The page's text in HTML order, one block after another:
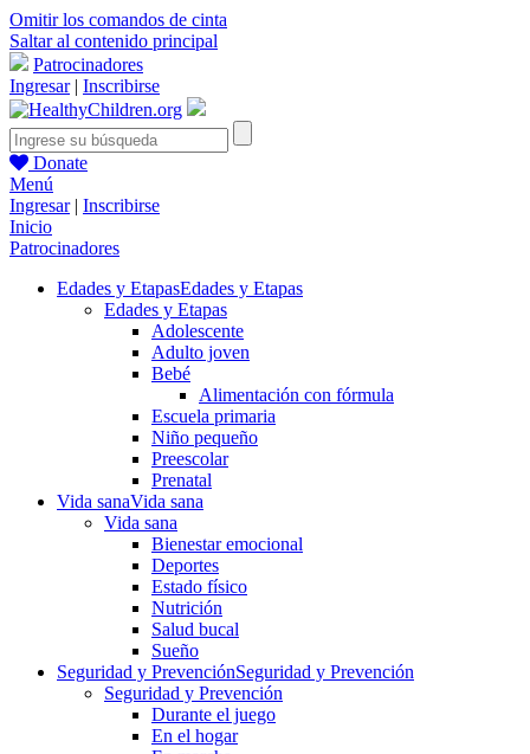
Omitir los comandos de cinta
Saltar al contenido principal
Patrocinadores
Ingresar| Inscribirse
Donate
Menú
Ingresar| Inscribirse
Inicio
Patrocinadores
Edades y EtapasEdades y Etapas
Edades y Etapas
Adolescente
Adulto joven
Bebé
Alimentación con fórmula
Escuela primaria
Niño pequeño
Preescolar
Prenatal
Vida sanaVida sana
Vida sana
Bienestar emocional
Deportes
Estado físico
Nutrición
Salud bucal
Sueño
Seguridad y PrevenciónSeguridad y Prevención
Seguridad y Prevención
Durante el juego
En el hogar